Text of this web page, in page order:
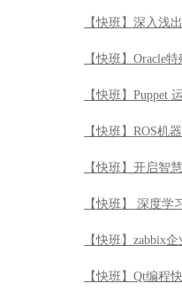
【快班】深入浅
【快班】Oracle
【快班】Puppet
【快班】ROS机
【快班】开启智
【快班】 深度学
【快班】zabbix
【快班】Qt编程